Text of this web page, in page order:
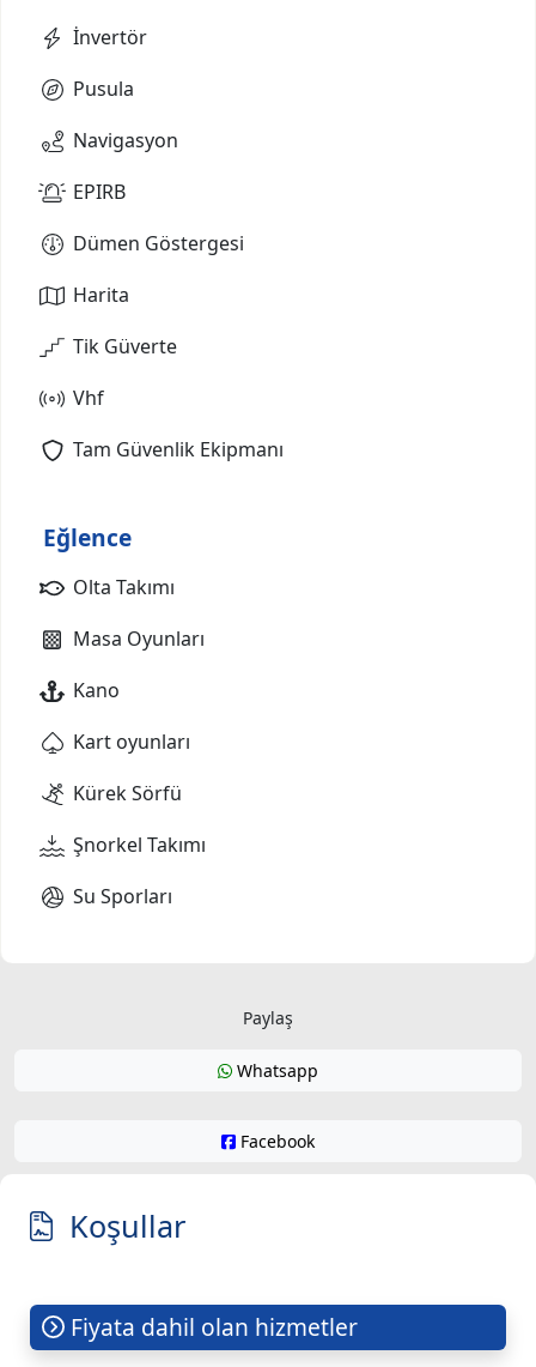
İnvertör
Pusula
Navigasyon
EPIRB
Dümen Göstergesi
Harita
Tik Güverte
Vhf
Tam Güvenlik Ekipmanı
Eğlence
Olta Takımı
Masa Oyunları
Kano
Kart oyunları
Kürek Sörfü
Şnorkel Takımı
Su Sporları
Paylaş
Whatsapp
Facebook
Koşullar
Fiyata dahil olan hizmetler